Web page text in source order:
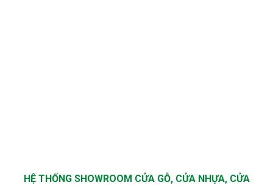
HỆ THỐNG SHOWROOM CỬA GỖ, CỬA NHỰA, CỬA